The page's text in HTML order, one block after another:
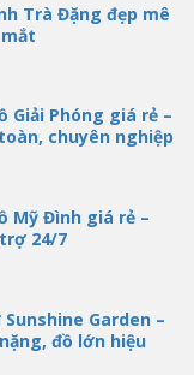
Trà Đặng đẹp mê
Giải Phóng giá rẻ –
chuyên nghiệp
Mỹ Đình giá rẻ –
24/7
Garden –
đồ lớn hiệu